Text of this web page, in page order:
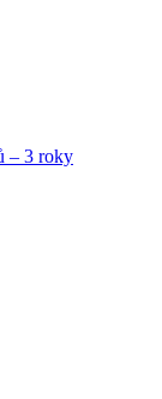
– 3 roky